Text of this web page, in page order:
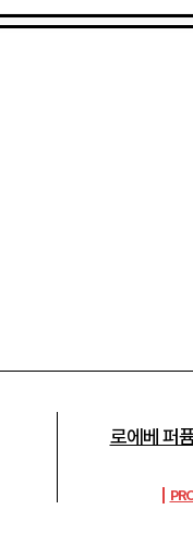
로에베 퍼